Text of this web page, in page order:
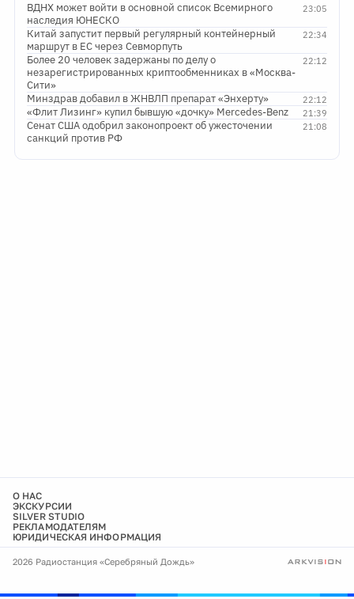
23:05
ВДНХ может войти в основной список Всемирного
наследия ЮНЕСКО
22:34
Китай запустит первый регулярный контейнерный
маршрут в ЕС через Севморпуть
22:12
Более 20 человек задержаны по делу о
незарегистрированных криптообменниках в «Москва-
Сити»
22:12
Минздрав добавил в ЖНВЛП препарат «Энхерту»
21:39
«Флит Лизинг» купил бывшую «дочку» Mercedes-Benz
21:08
Сенат США одобрил законопроект об ужесточении
санкций против РФ
О НАС
ЭКСКУРСИИ
SILVER STUDIO
РЕКЛАМОДАТЕЛЯМ
ЮРИДИЧЕСКАЯ ИНФОРМАЦИЯ
2026 Радиостанция «Серебряный Дождь»